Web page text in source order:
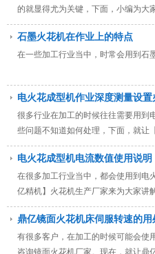
的就显得尤为关键，下面，小编为大
石墨火花机在作业上的特点
在一些加工行业当中，时常会用到石
电火花成型机作业深度测量设置
很多行业在加工的时候往往需要用到
些问题不知道如何处理，下面，就让
电火花成型机电流数值使用说明
在很多加工行业当中，都会使用到电
亿精机】火花机生产厂家来为大家讲
鼎亿镜面火花机床伺服转速的用
有很多客户，在加工的时候可能会使
咨询镜面火花机厂家。现在，就让鼎